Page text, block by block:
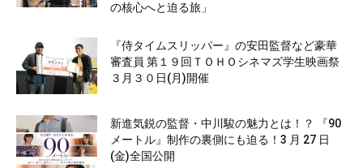
の核心へと迫る旅」
『侍タイムスリッパー』の安田監督など豪華
審査員 第１９回ＴＯＨＯシネマズ学生映画祭
３月３０日(月)開催
新進気鋭の監督・中川駿の魅力とは！？ 『90
メートル』制作の裏側にも迫る！3 月 27 日
(金)全国公開